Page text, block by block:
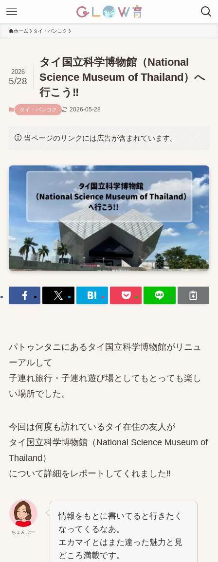
ホーム タイ・バンコク
タイ国立科学博物館（National
Science Museum of Thailand）へ
行こう‼
2026
5/28
タイ・バンコク 2026-05-28
当ページのリンクには広告が含まれています。
パトゥンタニにあるタイ国立科学博物館がリニュ
ーアルして
子連れ旅行・子連れ遊び場としてもとっても楽し
い場所でした。
今回は何度も訪れているタイ在住の友人が
タイ国立科学博物館（National Science Museum of
Thailand）
について詳細をレポートしてくれました‼
ちょんぷー
情報をもとに書いてると行きたく
なってくるなあ。
エカマイとはまた違った魅力と見
どころ満載です。